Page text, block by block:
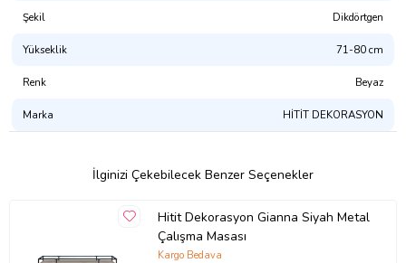
Şekil Dikdörtgen
Yükseklik 71-80 cm
Renk Beyaz
Marka HİTİT DEKORASYON
İlginizi Çekebilecek Benzer Seçenekler
Hitit Dekorasyon Gianna Siyah Metal
Çalışma Masası
Kargo Bedava